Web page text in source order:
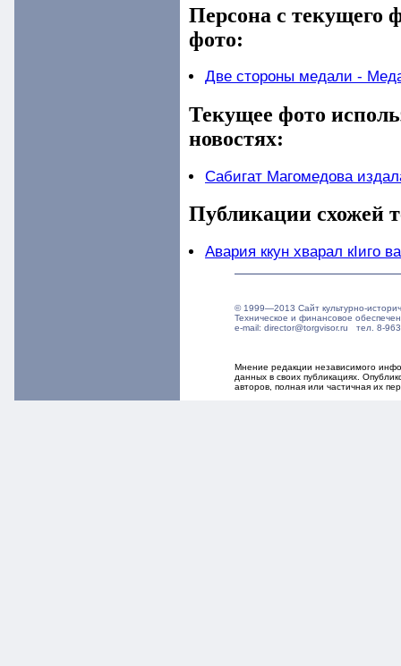
Персона с текущего
фото:
Две стороны медали -
Текущее фото
новостях:
Сабигат Магомедова
Публикации схожей
Авария ккун хварал кIиго
© 1999—2013 Сайт культурно-
Техническое и финансовое
e-mail: director@torgvisor.ru тел. 8-
Мнение редакции независимого
данных в своих публикациях.
авторов, полная или частичная их